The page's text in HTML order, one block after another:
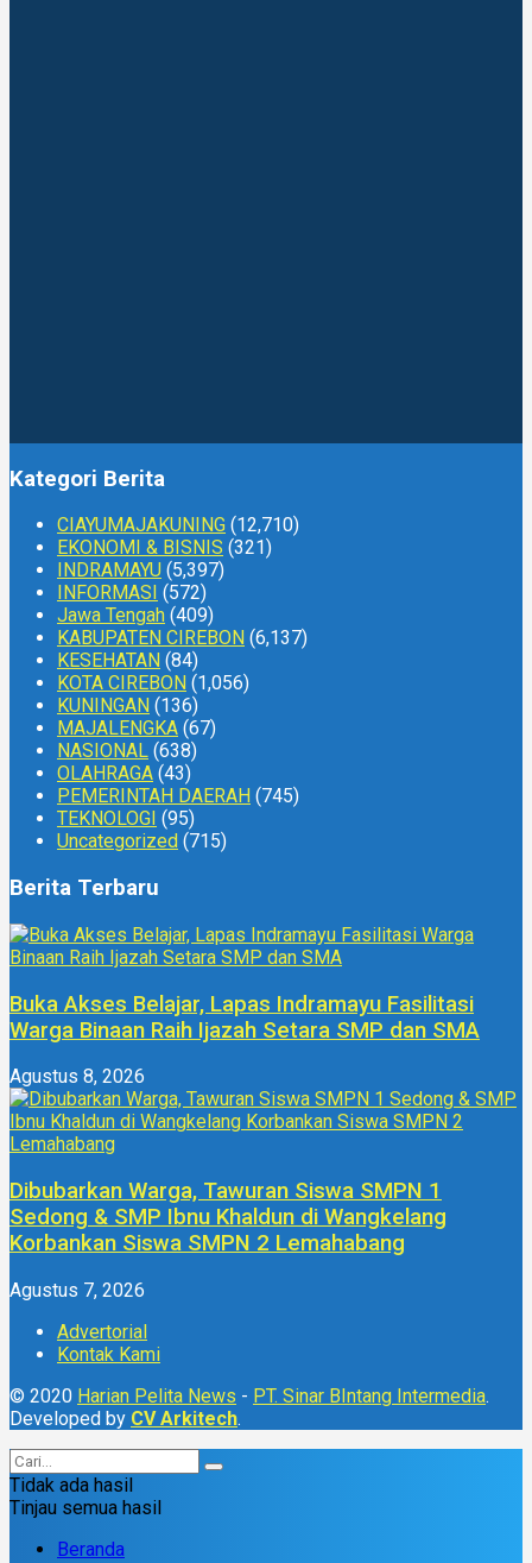
Kategori Berita
CIAYUMAJAKUNING (12,710)
EKONOMI & BISNIS (321)
INDRAMAYU (5,397)
INFORMASI (572)
Jawa Tengah (409)
KABUPATEN CIREBON (6,137)
KESEHATAN (84)
KOTA CIREBON (1,056)
KUNINGAN (136)
MAJALENGKA (67)
NASIONAL (638)
OLAHRAGA (43)
PEMERINTAH DAERAH (745)
TEKNOLOGI (95)
Uncategorized (715)
Berita Terbaru
Buka Akses Belajar, Lapas Indramayu Fasilitasi
Warga Binaan Raih Ijazah Setara SMP dan SMA
Agustus 8, 2026
Dibubarkan Warga, Tawuran Siswa SMPN 1
Sedong & SMP Ibnu Khaldun di Wangkelang
Korbankan Siswa SMPN 2 Lemahabang
Agustus 7, 2026
Advertorial
Kontak Kami
© 2020 Harian Pelita News - PT. Sinar BIntang Intermedia.
Developed by CV Arkitech.
Tidak ada hasil
Tinjau semua hasil
Beranda